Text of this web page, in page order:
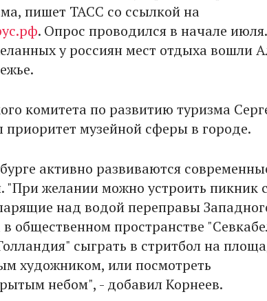
пишет ТАСС со ссылкой на
. Опрос проводился в начале июля.
у россиян мест отдыха вошли
комитета по развитию туризма
приоритет музейной сферы в городе.
активно развиваются
"При желании можно устроить пикник с
над водой переправы
общественном пространстве
сыграть в стритбол на
художником, или посмотреть
небом", - добавил Корнеев.